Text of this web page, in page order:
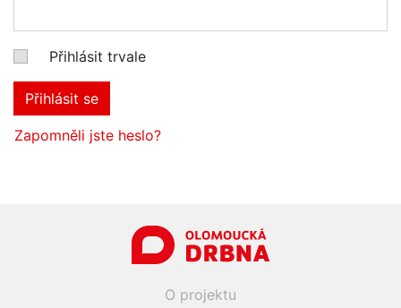
Přihlásit trvale
Přihlásit se
Zapomněli jste heslo?
O projektu